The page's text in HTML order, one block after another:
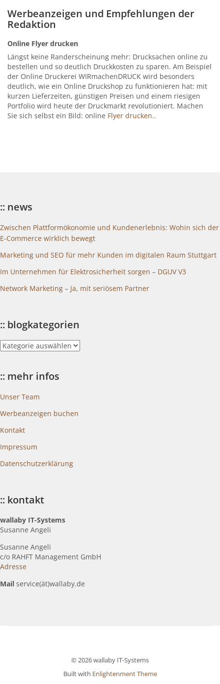
Werbeanzeigen und Empfehlungen der
Redaktion
Online Flyer drucken
Längst keine Randerscheinung mehr: Drucksachen online zu
bestellen und so deutlich Druckkosten zu sparen. Am Beispiel
der Online Druckerei WIRmachenDRUCK wird besonders
deutlich, wie ein Online Druckshop zu funktionieren hat: mit
kurzen Lieferzeiten, günstigen Preisen und einem riesigen
Portfolio wird heute der Druckmarkt revolutioniert. Machen
Sie sich selbst ein Bild: online Flyer drucken..
:: news
Zwischen Plattformökonomie und Kundenerlebnis: Wohin sich der
E-Commerce wirklich bewegt
Marketing und SEO für mehr Kunden im digitalen Raum Stuttgart
Im Unternehmen für Elektrosicherheit sorgen – DGUV V3
Network Marketing – Ja, mit seriösem Partner
:: blogkategorien
::
blogkategorien
:: mehr infos
Unser Team
Werbeanzeigen buchen
Kontakt
Impressum
Datenschutzerklärung
:: kontakt
wallaby IT-Systems
Susanne Angeli
Susanne Angeli
c/o RAHFT Management GmbH
Adresse
Mail service(ät)wallaby.de
© 2026 wallaby IT-Systems
Built with Enlightenment Theme